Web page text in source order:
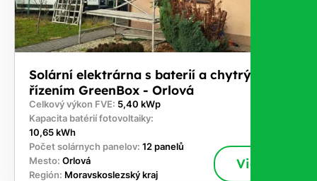
Solární elektrárna s baterií a chytrým
řízením GreenBox - Orlová
Celkový výkon FVE: 5,40 kWp
Kapacita batérií fotovoltaiky:
10,65 kWh
Počet solárnych panelov: 12 panelů
Mesto: Orlová
Región: Moravskoslezský kraj
Viac